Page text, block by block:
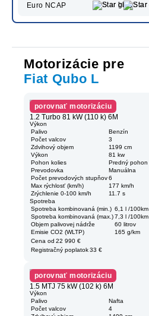
Euro NCAP
Motorizácie pre
Fiat Qubo L
porovnať motorizáciu
1.2 Turbo 81 kW (110 k) 6M
Výkon
Palivo
Benzín
Počet valcov
3
Zdvihový objem
1199 cm
Výkon
81 kw
Pohon kolies
Predný pohon
Prevodovka
Manuálna
Počet prevodových stupňov 6
Max rýchlosť (km/h)
177 km/h
Zrýchlenie 0-100 km/h
11.7 s
Spotreba
Spotreba kombinovaná (min.) 6,1 l /100km
Spotreba kombinovaná (max.) 7,3 l /100km
Objem palivovej nádrže
60 litrov
Emisie CO2 (WLTP)
165 g/km
Cena od 22 990 €
Registračný poplatok 33 €
porovnať motorizáciu
1.5 MTJ 75 kW (102 k) 6M
Výkon
Palivo
Nafta
Počet valcov
4